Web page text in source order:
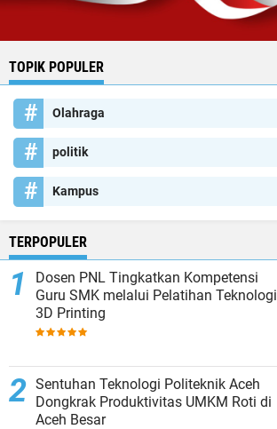
TOPIK POPULER
Olahraga
politik
Kampus
TERPOPULER
Dosen PNL Tingkatkan Kompetensi
Guru SMK melalui Pelatihan Teknologi
3D Printing
Sentuhan Teknologi Politeknik Aceh
Dongkrak Produktivitas UMKM Roti di
Aceh Besar